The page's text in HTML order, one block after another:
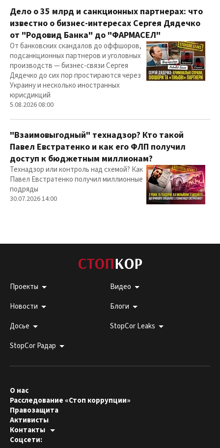
Дело о 35 млрд и санкционных партнерах: что
известно о бизнес-интересах Сергея Дядечко
от "Родовид Банка" до "ФАРМАСЕЛ"
От банковских скандалов до оффшоров,
подсанкционных партнеров и уголовных
производств — бизнес-связи Сергея
Дядечко до сих пор простираются через
Украину и несколько иностранных
юрисдикций
5.08.2026 08:00
"Взаимовыгодный" технадзор? Кто такой
Павел Евстратенко и как его ФЛП получил
доступ к бюджетным миллионам?
Технадзор или контроль над схемой? Как
Павел Евстратенко получил миллионные
подряды
30.07.2026 14:00
Проекты
Видео
Новости
Блоги
Досье
StopCor Leaks
StopCor Радар
О нас
Расследование «Стоп коррупции»
Правозащита
Активисты
Контакты
Горячая линия:
Соцсети: